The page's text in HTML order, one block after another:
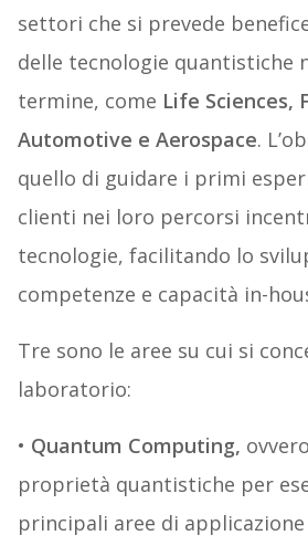
settori che si prevede
delle tecnologie quantistiche
termine, come Life Sciences,
Automotive e Aerospace.
quello di guidare i primi
clienti nei loro percorsi
tecnologie, facilitando lo
competenze e capacità in-
Tre sono le aree su cui si
laboratorio:
• Quantum Computing,
proprietà quantistiche per
principali aree di